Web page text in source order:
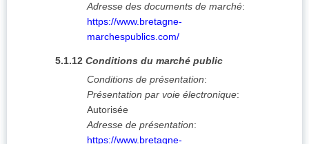
Adresse des documents de marché:
https://www.bretagne-
marchespublics.com/
5.1.12 Conditions du marché public
Conditions de présentation:
Présentation par voie électronique:
Autorisée
Adresse de présentation:
https://www.bretagne-